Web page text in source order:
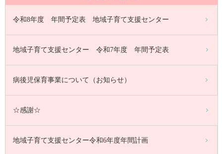
令和8年度 年間予定表 地域子育て支援センター
地域子育て支援センター 令和7年度 年間予定表
病後児保育事業について（お知らせ）
☆感謝☆
地域子育て支援センター令和6年度年間計画